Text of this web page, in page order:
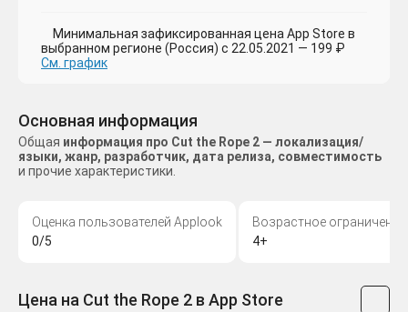
Минимальная зафиксированная цена App Store в
выбранном регионе (Россия) с 22.05.2021 — 199 ₽
См. график
Основная информация
Общая информация про Cut the Rope 2 — локализация/
языки, жанр, разработчик, дата релиза, совместимость
и прочие характеристики.
Оценка пользователей Applook
0/5
Возрастное ограничение
4+
Цена на Cut the Rope 2 в App Store